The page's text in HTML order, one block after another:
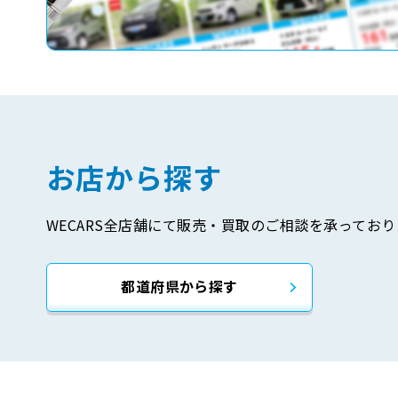
お店から探す
WECARS全店舗にて販売・買取のご相談を承ってお
都道府県から探す